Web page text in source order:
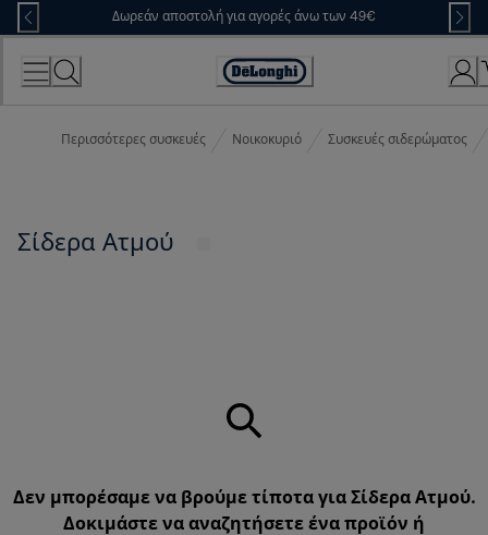
Skip
to
Content
Δωρεάν αποστολή για αγορές άνω των 49€
Accessibility
Περισσότερες συσκευές Νοικοκυριό Συσκευές σιδερώματος
Σίδερα Ατμού
Δεν μπορέσαμε να βρούμε τίποτα για Σίδερα Ατμού.
Δοκιμάστε να αναζητήσετε ένα προϊόν ή